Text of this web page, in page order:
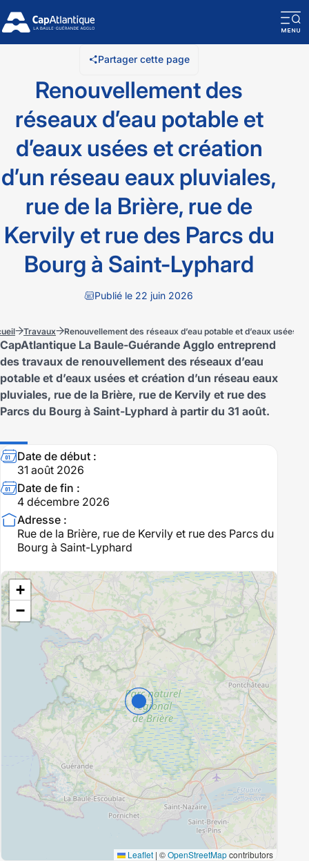
Renouvellement des
réseaux d’eau potable et
d’eaux usées et création
d’un réseau eaux pluviales,
rue de la Brière, rue de
Kervily et rue des Parcs du
Bourg à Saint-Lyphard
Publié le 22 juin 2026
Partager cette page
Travaux Renouvellement des réseaux d’eau potable et d’eaux usées
CapAtlantique La Baule-Guérande Agglo entreprend
des travaux de renouvellement des réseaux d’eau
potable et d’eaux usées et création d’un réseau eaux
pluviales, rue de la Brière, rue de Kervily et rue des
Parcs du Bourg à Saint-Lyphard à partir du 31 août.
Détails
du
travaux
en
cours
Date de début :
31 août 2026
Date de fin :
4 décembre 2026
Adresse :
Rue de la Brière, rue de Kervily et rue des Parcs du
Bourg à Saint-Lyphard
+
−
Leaflet | ©OpenStreetMapcontributors